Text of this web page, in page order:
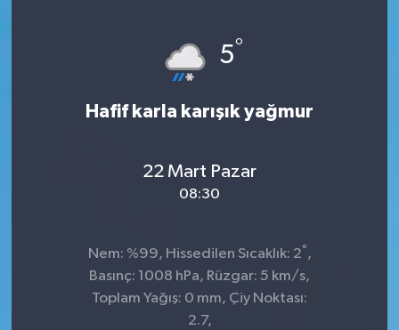
5°
Hafif karla karışık yağmur
22 Mart Pazar
08:30
Nem: %99, Hissedilen Sıcaklık: 2° ,
Basınç: 1008 hPa, Rüzgar: 5 km/s,
Toplam Yağış: 0 mm, Çiy Noktası:
2.7,
Gündem
KURDÎ